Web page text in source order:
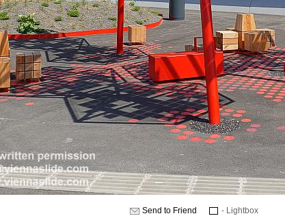
Send to Friend - Lightbox